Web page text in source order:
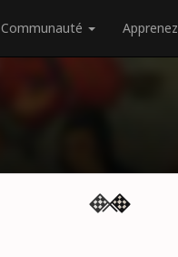
Communauté Apprenez